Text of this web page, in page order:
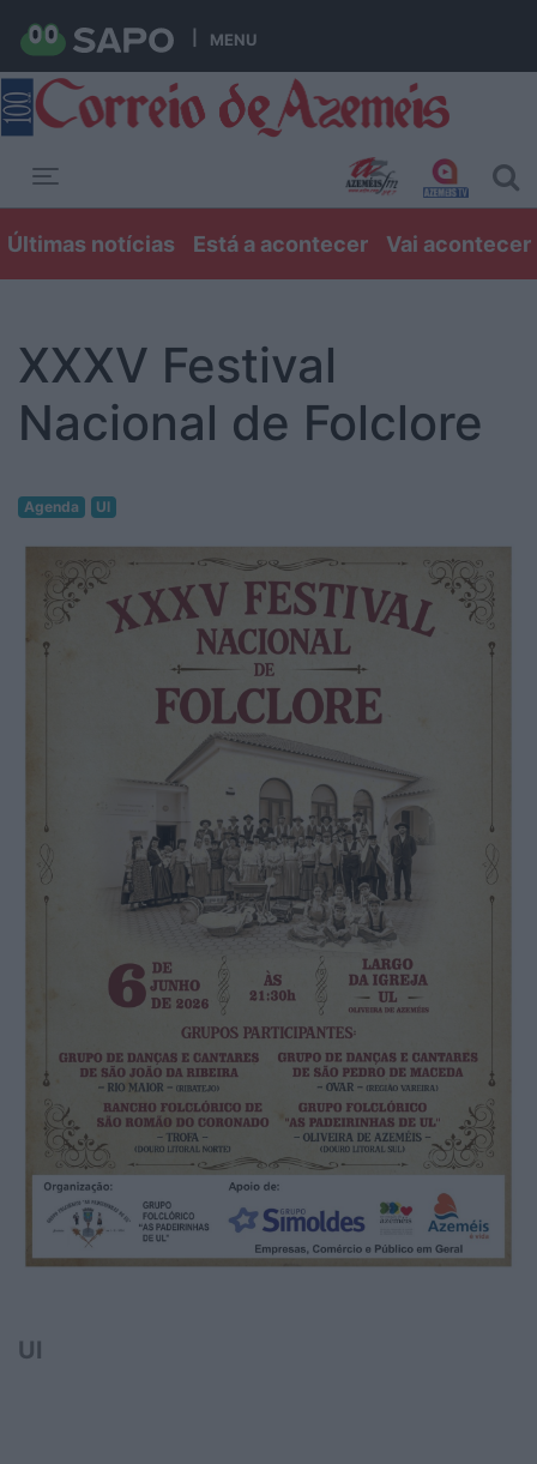
MENU
Últimas notícias Está a acontecer Vai acontecer
XXXV Festival
Nacional de Folclore
Agenda Ul
Ul